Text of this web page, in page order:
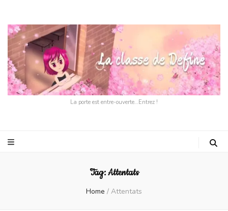
La porte est entre-ouverte…Entrez !
Tag:Attentats
Home / Attentats